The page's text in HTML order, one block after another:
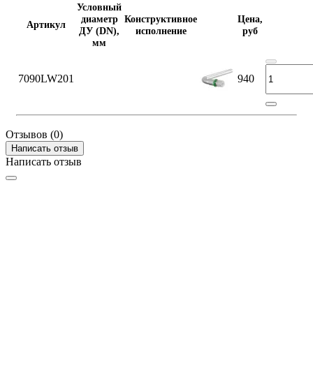
Артикул
Условный
диаметр
ДУ (DN),
мм
Конструктивное
исполнение
Цена,
руб
7090LW201 940
Отзывов (0)
Написать отзыв
Написать отзыв